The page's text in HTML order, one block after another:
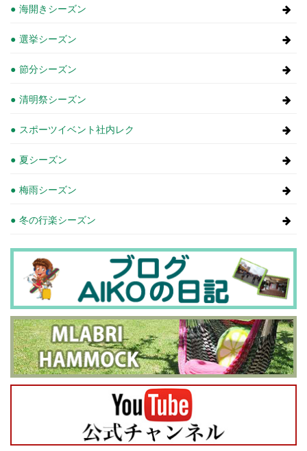
海開きシーズン
選挙シーズン
節分シーズン
清明祭シーズン
スポーツイベント社内レク
夏シーズン
梅雨シーズン
冬の行楽シーズン